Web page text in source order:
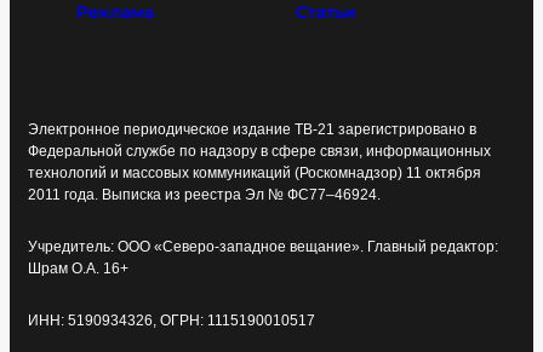
Реклама Статьи
Электронное периодическое издание ТВ-21 зарегистрировано в
Федеральной службе по надзору в сфере связи, информационных
технологий и массовых коммуникаций (Роскомнадзор) 11 октября
2011 года. Выписка из реестра Эл № ФС77–46924.
Учредитель: ООО «Северо-западное вещание». Главный редактор:
Шрам О.А. 16+
ИНН: 5190934326, ОГРН: 1115190010517